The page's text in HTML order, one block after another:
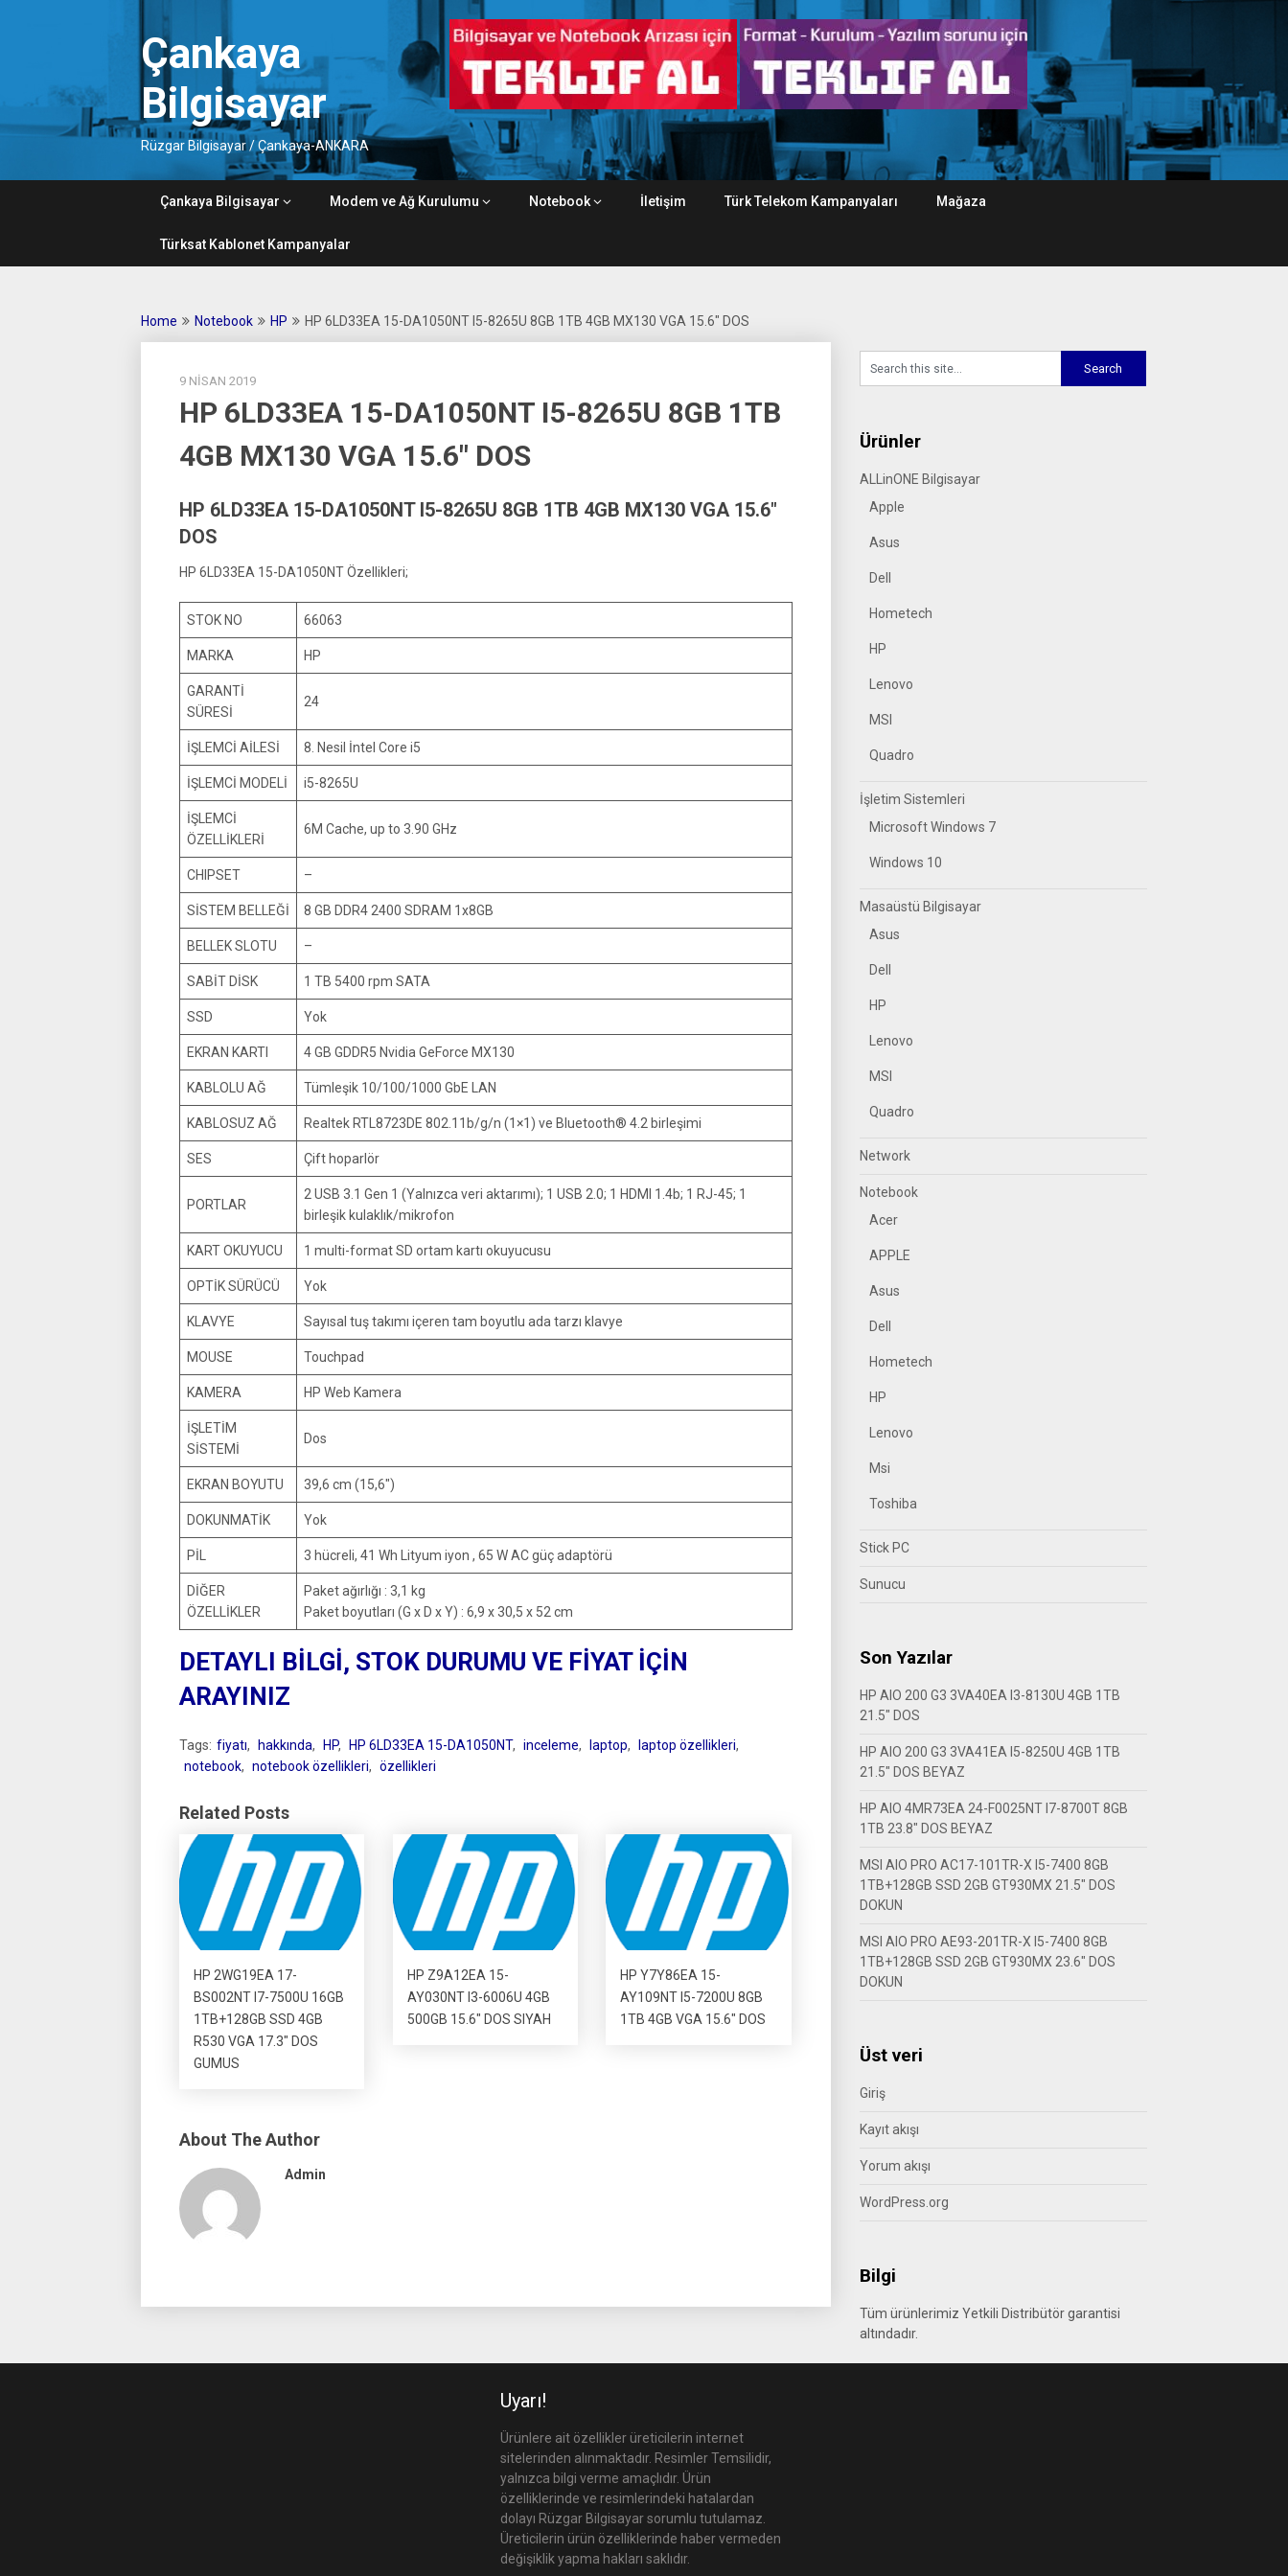
Çankaya
Bilgisayar
Rüzgar Bilgisayar / Çankaya-ANKARA
Çankaya Bilgisayar Modem ve Ağ Kurulumu Notebook İletişim Türk Telekom Kampanyaları Mağaza
Türksat Kablonet Kampanyalar
Home Notebook HP HP 6LD33EA 15-DA1050NT I5-8265U 8GB 1TB 4GB MX130 VGA 15.6″ DOS
9 NISAN 2019
HP 6LD33EA 15-DA1050NT I5-8265U 8GB 1TB
4GB MX130 VGA 15.6″ DOS
HP 6LD33EA 15-DA1050NT I5-8265U 8GB 1TB 4GB MX130 VGA 15.6″
DOS
HP 6LD33EA 15-DA1050NT Özellikleri;
STOK NO 66063
MARKA HP
GARANTİ
SÜRESİ
24
İŞLEMCİ AİLESİ 8. Nesil İntel Core i5
İŞLEMCİ MODELİ i5-8265U
İŞLEMCİ
ÖZELLİKLERİ
6M Cache, up to 3.90 GHz
CHIPSET –
SİSTEM BELLEĞİ 8 GB DDR4 2400 SDRAM 1x8GB
BELLEK SLOTU –
SABİT DİSK 1 TB 5400 rpm SATA
SSD Yok
EKRAN KARTI 4 GB GDDR5 Nvidia GeForce MX130
KABLOLU AĞ Tümleşik 10/100/1000 GbE LAN
KABLOSUZ AĞ Realtek RTL8723DE 802.11b/g/n (1×1) ve Bluetooth® 4.2 birleşimi
SES Çift hoparlör
PORTLAR
2 USB 3.1 Gen 1 (Yalnızca veri aktarımı); 1 USB 2.0; 1 HDMI 1.4b; 1 RJ-45; 1
birleşik kulaklık/mikrofon
KART OKUYUCU 1 multi-format SD ortam kartı okuyucusu
OPTİK SÜRÜCÜ Yok
KLAVYE Sayısal tuş takımı içeren tam boyutlu ada tarzı klavye
MOUSE Touchpad
KAMERA HP Web Kamera
İŞLETİM
SİSTEMİ
Dos
EKRAN BOYUTU 39,6 cm (15,6″)
DOKUNMATİK Yok
PİL 3 hücreli, 41 Wh Lityum iyon , 65 W AC güç adaptörü
DİĞER
ÖZELLİKLER
Paket ağırlığı : 3,1 kg
Paket boyutları (G x D x Y) : 6,9 x 30,5 x 52 cm
DETAYLI BİLGİ, STOK DURUMU VE FİYAT İÇİN
ARAYINIZ
Tags: fiyatı, hakkında, HP, HP 6LD33EA 15-DA1050NT, inceleme, laptop, laptop özellikleri,
notebook, notebook özellikleri, özellikleri
Related Posts
HP 2WG19EA 17-
BS002NT I7-7500U 16GB
1TB+128GB SSD 4GB
R530 VGA 17.3″ DOS
GUMUS
HP Z9A12EA 15-
AY030NT I3-6006U 4GB
500GB 15.6″ DOS SIYAH
HP Y7Y86EA 15-
AY109NT I5-7200U 8GB
1TB 4GB VGA 15.6″ DOS
About The Author
Admin
Ürünler
ALLinONE Bilgisayar
Apple
Asus
Dell
Hometech
HP
Lenovo
MSI
Quadro
İşletim Sistemleri
Microsoft Windows 7
Windows 10
Masaüstü Bilgisayar
Asus
Dell
HP
Lenovo
MSI
Quadro
Network
Notebook
Acer
APPLE
Asus
Dell
Hometech
HP
Lenovo
Msi
Toshiba
Stick PC
Sunucu
Son Yazılar
HP AIO 200 G3 3VA40EA I3-8130U 4GB 1TB
21.5″ DOS
HP AIO 200 G3 3VA41EA I5-8250U 4GB 1TB
21.5″ DOS BEYAZ
HP AIO 4MR73EA 24-F0025NT I7-8700T 8GB
1TB 23.8″ DOS BEYAZ
MSI AIO PRO AC17-101TR-X I5-7400 8GB
1TB+128GB SSD 2GB GT930MX 21.5″ DOS
DOKUN
MSI AIO PRO AE93-201TR-X I5-7400 8GB
1TB+128GB SSD 2GB GT930MX 23.6″ DOS
DOKUN
Üst veri
Giriş
Kayıt akışı
Yorum akışı
WordPress.org
Bilgi
Tüm ürünlerimiz Yetkili Distribütör garantisi
altındadır.
Uyarı!
Ürünlere ait özellikler üreticilerin internet
sitelerinden alınmaktadır. Resimler Temsilidir,
yalnızca bilgi verme amaçlıdır. Ürün
özelliklerinde ve resimlerindeki hatalardan
dolayı Rüzgar Bilgisayar sorumlu tutulamaz.
Üreticilerin ürün özelliklerinde haber vermeden
değişiklik yapma hakları saklıdır.